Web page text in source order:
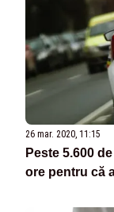
26 mar. 2020, 11:15
Peste 5.600
ore pentru că